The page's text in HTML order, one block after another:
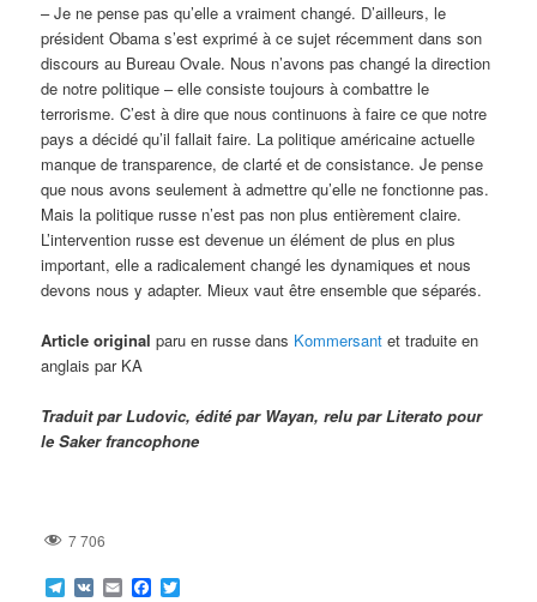
– Je ne pense pas qu’elle a vraiment changé. D’ailleurs, le
président Obama s’est exprimé à ce sujet récemment dans son
discours au Bureau Ovale. Nous n’avons pas changé la direction
de notre politique – elle consiste toujours à combattre le
terrorisme. C’est à dire que nous continuons à faire ce que notre
pays a décidé qu’il fallait faire. La politique américaine actuelle
manque de transparence, de clarté et de consistance. Je pense
que nous avons seulement à admettre qu’elle ne fonctionne pas.
Mais la politique russe n’est pas non plus entièrement claire.
L’intervention russe est devenue un élément de plus en plus
important, elle a radicalement changé les dynamiques et nous
devons nous y adapter. Mieux vaut être ensemble que séparés.
Article original paru en russe dans Kommersant et traduite en
anglais par KA
Traduit par Ludovic, édité par Wayan, relu par Literato pour
le Saker francophone
7 706
Telegram
VK EmailFacebook